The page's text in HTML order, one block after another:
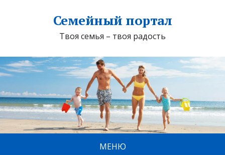
Семейный портал
Твоя семья – твоя радость
МЕНЮ